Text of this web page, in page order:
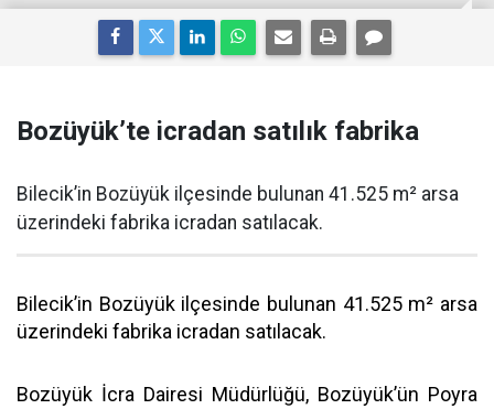
Bozüyük’te icradan satılık fabrika
Bilecik’in Bozüyük ilçesinde bulunan 41.525 m² arsa
üzerindeki fabrika icradan satılacak.
Bilecik’in Bozüyük ilçesinde bulunan 41.525 m² arsa
üzerindeki fabrika icradan satılacak.
Bozüyük İcra Dairesi Müdürlüğü, Bozüyük’ün Poyra